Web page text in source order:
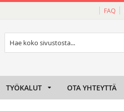
FAQ
Haku
TYÖKALUT OTA YHTEYTTÄ